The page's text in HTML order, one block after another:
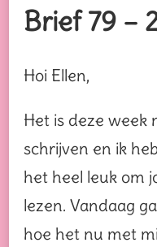
Brief 79 –
Hoi Ellen,
Het is deze week
schrijven en ik
het heel leuk om
lezen. Vandaag
hoe het nu met